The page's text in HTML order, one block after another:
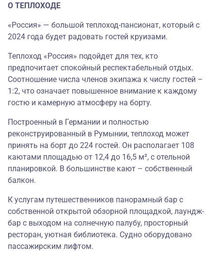
О ТЕПЛОХОДЕ
«Россия» — большой теплоход-пансионат, который с
2024 года будет радовать гостей круизами.
Теплоход «Россия» подойдет для тех, кто
предпочитает спокойный респектабельный отдых.
Соотношение числа членов экипажа к числу гостей –
1:2, что означает повышенное внимание к каждому
гостю и камерную атмосферу на борту.
Построенный в Германии и полностью
реконструированный в Румынии, теплоход может
принять на борт до 224 гостей. Он располагает 108
каютами площадью от 12,4 до 16,5 м², с отельной
планировкой. В большинстве кают – собственный
балкон.
К услугам путешественников панорамный бар с
собственной открытой обзорной площадкой, лаундж-
бар с выходом на солнечную палубу, просторный
ресторан, уютная библиотека. Судно оборудовано
пассажирским лифтом.